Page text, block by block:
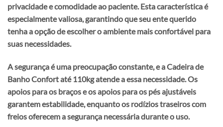
privacidade e comodidade ao paciente. Esta característica é
especialmente valiosa, garantindo que seu ente querido
tenha a opção de escolher o ambiente mais confortável para
suas necessidades.
A segurança é uma preocupação constante, e aCadeira de
Banho Confort até 110kgatende a essa necessidade. Os
apoios para os braços e os apoios para os pés ajustáveis
garantem estabilidade, enquanto os rodízios traseiros com
freios oferecem a segurança necessária durante o uso.